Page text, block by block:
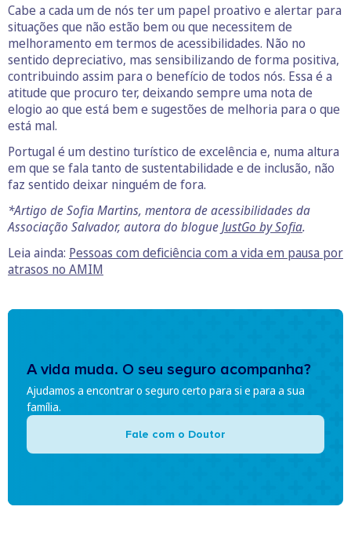
Cabe a cada um de nós ter um papel proativo e alertar para
situações que não estão bem ou que necessitem de
melhoramento em termos de acessibilidades. Não no
sentido depreciativo, mas sensibilizando de forma positiva,
contribuindo assim para o benefício de todos nós. Essa é a
atitude que procuro ter, deixando sempre uma nota de
elogio ao que está bem e sugestões de melhoria para o que
está mal.
Portugal é um destino turístico de excelência e, numa altura
em que se fala tanto de sustentabilidade e de inclusão, não
faz sentido deixar ninguém de fora.
*Artigo de Sofia Martins, mentora de acessibilidades da
Associação Salvador, autora do blogueJustGo bySofia.
Leia ainda: Pessoas com deficiência com a vida em pausa por
atrasos no AMIM
A vida muda. O seu seguro acompanha?
Ajudamos a encontrar o seguro certo para si e para a sua
família.
Fale com o Doutor